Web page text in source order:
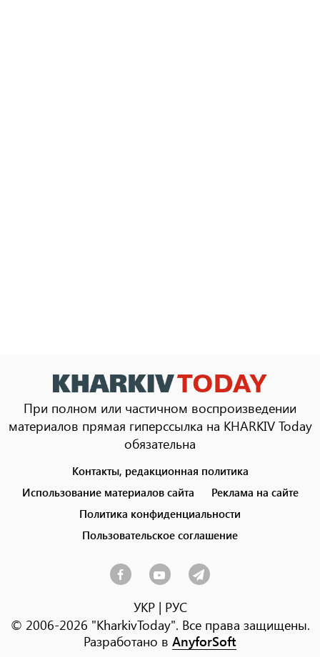
При полном или частичном воспроизведении
материалов прямая гиперссылка на KHARKIV Today
обязательна
menu
Контакты, редакционная политика
Использование материалов сайта
Реклама на сайте
Политика конфиденциальности
Пользовательское соглашение
УКР| РУС
© 2006-2026 "KharkivToday". Все права защищены.
Разработано в AnyforSoft